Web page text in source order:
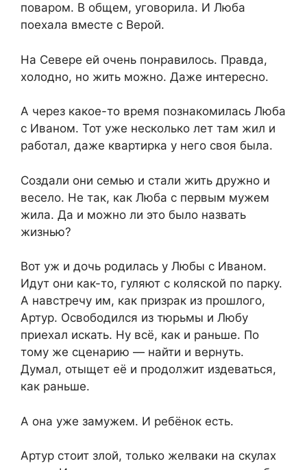
поваром. В общем, уговорила. И Люба
поехала вместе с Верой.
На Севере ей очень понравилось. Правда,
холодно, но жить можно. Даже интересно.
А через какое-то время познакомилась Люба
с Иваном. Тот уже несколько лет там жил и
работал, даже квартирка у него своя была.
Создали они семью и стали жить дружно и
весело. Не так, как Люба с первым мужем
жила. Да и можно ли это было назвать
жизнью?
Вот уж и дочь родилась у Любы с Иваном.
Идут они как-то, гуляют с коляской по парку.
А навстречу им, как призрак из прошлого,
Артур. Освободился из тюрьмы и Любу
приехал искать. Ну всё, как и раньше. По
тому же сценарию — найти и вернуть.
Думал, отыщет её и продолжит издеваться,
как раньше.
А она уже замужем. И ребёнок есть.
Артур стоит злой, только желваки на скулах